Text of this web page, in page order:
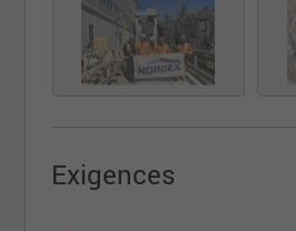
Exigences